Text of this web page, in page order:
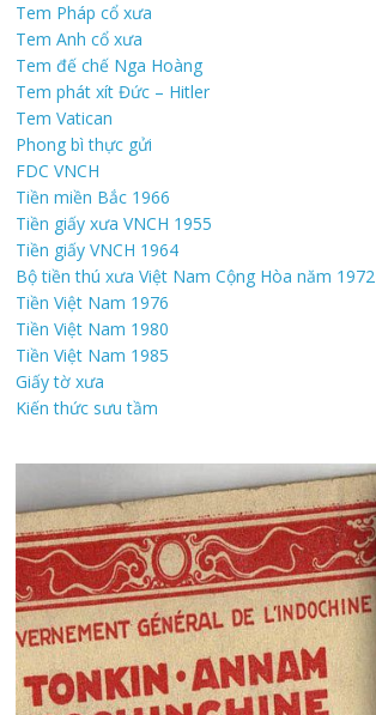
Tem Pháp cổ xưa
Tem Anh cổ xưa
Tem đế chế Nga Hoàng
Tem phát xít Đức – Hitler
Tem Vatican
Phong bì thực gửi
FDC VNCH
Tiền miền Bắc 1966
Tiền giấy xưa VNCH 1955
Tiền giấy VNCH 1964
Bộ tiền thú xưa Việt Nam Cộng Hòa năm 1972
Tiền Việt Nam 1976
Tiền Việt Nam 1980
Tiền Việt Nam 1985
Giấy tờ xưa
Kiến thức sưu tầm